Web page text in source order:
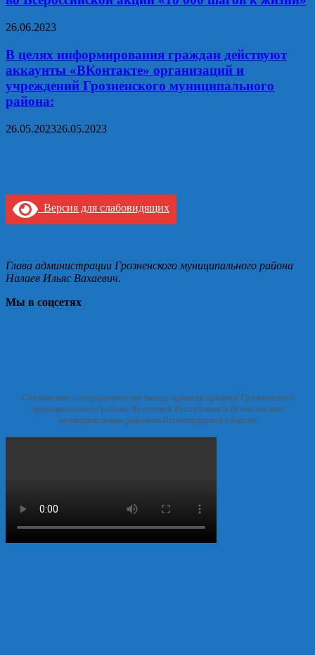
26.06.2023
В целях информирования граждан действуют
аккаунты «ВКонтакте» организаций и
учреждений Грозненского муниципального
района:
26.05.202326.05.2023
Версия для слабовидящих
Глава администрации Грозненского муниципального района
Налаев Ильяс Вахаевич.
Мы в соцсетях
Соглашение о сотрудничестве между администрацией Грозненского
муниципального района Чеченской Республики и Всеволжским
муниципальным районом Ленинградской области